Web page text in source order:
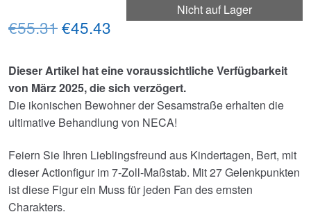
Nicht auf Lager
€55.31Ursprünglicher
war:
€55.31
€45.43 Aktueller
ist:
€45.43.
Dieser Artikel hat eine voraussichtliche Verfügbarkeit
von März 2025, die sich verzögert.
Die ikonischen Bewohner der Sesamstraße erhalten die
ultimative Behandlung von NECA!
Feiern Sie Ihren Lieblingsfreund aus Kindertagen, Bert, mit
dieser Actionfigur im 7-Zoll-Maßstab. Mit 27 Gelenkpunkten
ist diese Figur ein Muss für jeden Fan des ernsten
Charakters.